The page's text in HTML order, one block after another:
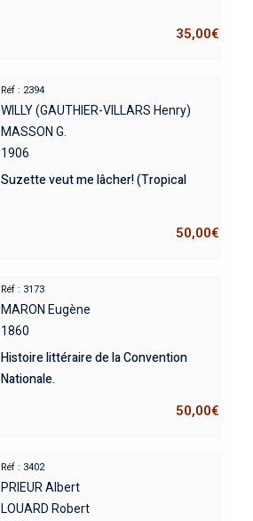
35,00€
Réf : 2394
WILLY (GAUTHIER-VILLARS Henry)
MASSON G.
1906
Suzette veut me lâcher! (Tropical
50,00€
Réf : 3173
MARON Eugène
1860
Histoire littéraire de la Convention
Nationale.
50,00€
Réf : 3402
PRIEUR Albert
LOUARD Robert